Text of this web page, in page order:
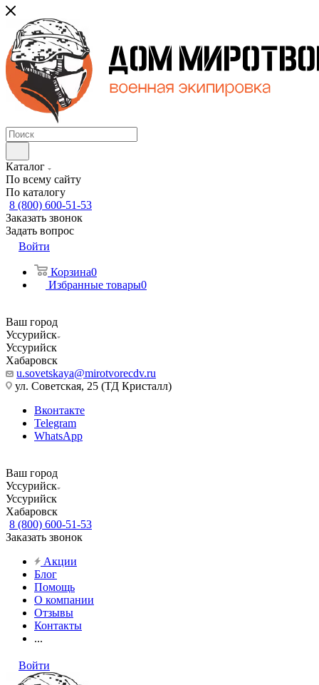
Каталог
По всему сайту
По каталогу
8 (800) 600-51-53
Заказать звонок
Задать вопрос
Войти
Корзина0
Избранные товары0
Ваш город
Уссурийск
Уссурийск
Хабаровск
u.sovetskaya@mirotvorecdv.ru
ул. Советская, 25 (ТД Кристалл)
Вконтакте
Telegram
WhatsApp
Ваш город
Уссурийск
Уссурийск
Хабаровск
8 (800) 600-51-53
Заказать звонок
Акции
Блог
Помощь
О компании
Отзывы
Контакты
...
Войти